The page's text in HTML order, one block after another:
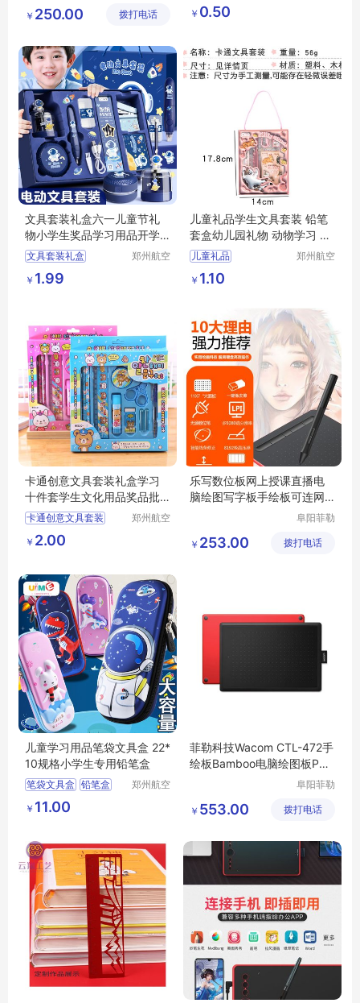
11
公司
￥ 250.00 拨打电话 ￥ 0.50
文具套装礼盒六一儿童节礼
物小学生奖品学习用品开学
大礼包印字
文具套装礼盒
六一儿童节礼物
幼儿园小学生奖品
郑州航空
￥ 1.99
儿童礼品学生文具套装 铅笔
套盒幼儿园礼物 动物学习 用
品笔盒
儿童礼品
学生文具套装
铅笔套盒
郑州航空
￥ 1.10
卡通创意文具套装礼盒学习
十件套学生文化用品奖品批
发
卡通创意文具套装
礼盒学习十件套
学生文化用品奖品批发
郑州航空
￥ 2.00
乐写数位板网上授课直播电
脑绘图写字板手绘板可连网
阜阳菲勒
公司
￥ 253.00 拨打电话
儿童学习用品笔袋文具盒 22*
10规格小学生专用铅笔盒
笔袋文具盒 铅笔盒
小学生笔盒
儿童学习用品
郑州航空
￥ 11.00
菲勒科技Wacom CTL-472手
绘板Bamboo电脑绘图板PS
阜阳菲勒
公司
￥ 553.00 拨打电话